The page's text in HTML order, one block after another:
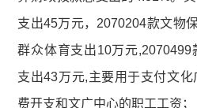
支出45万元，2070204款文物
群众体育支出10万元
支出43万元,主要用于支付文
费开支和文广中心的职工工资；